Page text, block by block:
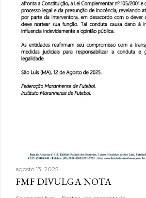
agosto 13, 2025
FMF DIVULGA NOTA